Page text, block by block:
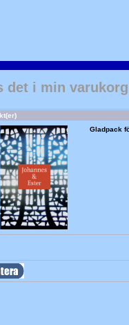
det i min
Gladpack